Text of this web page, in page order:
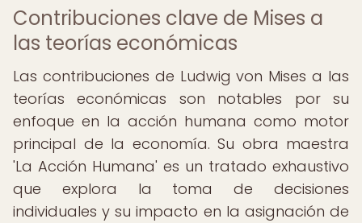
Contribuciones clave de Mises a
las teorías económicas
Las contribuciones de Ludwig von Mises a las
teorías económicas son notables por su
enfoque en la acción humana como motor
principal de la economía. Su obra maestra
'La Acción Humana' es un tratado exhaustivo
que explora la toma de decisiones
individuales y su impacto en la asignación de